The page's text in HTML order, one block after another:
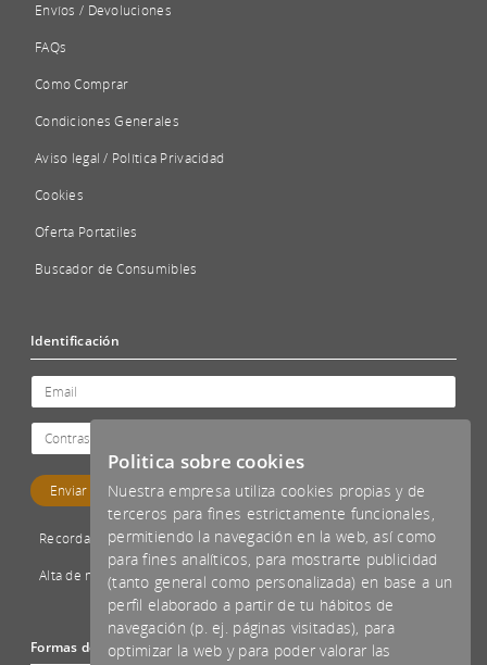
Envíos / Devoluciones
FAQs
Cómo Comprar
Condiciones Generales
Aviso legal / Política Privacidad
Cookies
Oferta Portatiles
Buscador de Consumibles
Identificación
Recordar password
Alta de nuevo cliente
Formas de pago aceptadas
Politica sobre cookies
Nuestra empresa utiliza cookies propias y de
terceros para fines estrictamente funcionales,
permitiendo la navegación en la web, así como
para fines analíticos, para mostrarte publicidad
(tanto general como personalizada) en base a un
perfil elaborado a partir de tu hábitos de
navegación (p. ej. páginas visitadas), para
optimizar la web y para poder valorar las